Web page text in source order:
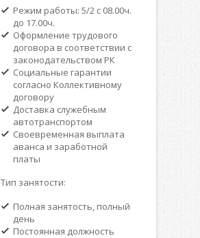
Режим работы: 5/2 с 08.00ч.
до 17.00ч.
Оформление трудового
договора в соответствии с
законодательством РК
Социальные гарантии
согласно Коллективному
договору
Доставка служебным
автотранспортом
Своевременная выплата
аванса и заработной
платы
Тип занятости:
Полная занятость, полный
день
Постоянная должность